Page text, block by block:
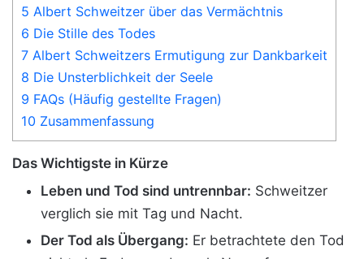
5 Albert Schweitzer über das Vermächtnis
6 Die Stille des Todes
7 Albert Schweitzers Ermutigung zur Dankbarkeit
8 Die Unsterblichkeit der Seele
9 FAQs (Häufig gestellte Fragen)
10 Zusammenfassung
Das Wichtigste in Kürze
Leben und Tod sind untrennbar: Schweitzer
verglich sie mit Tag und Nacht.
Der Tod als Übergang: Er betrachtete den Tod